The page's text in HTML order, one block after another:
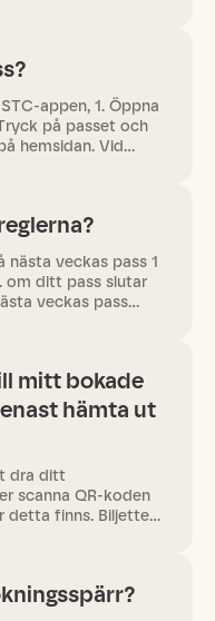
appen, 1. Öppna
på passet och
hemsidan. Vid
nästa veckas pass 1
om ditt pass slutar
veckas pass
mitt bokade
hämta ut
dra ditt
scanna QR-koden
detta finns. Biljetten